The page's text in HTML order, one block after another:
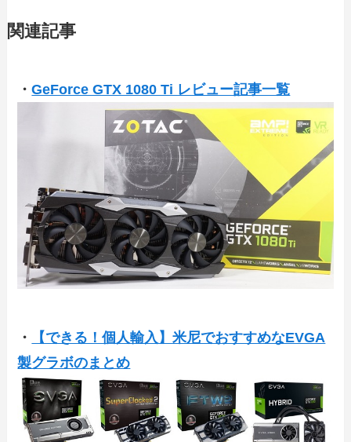
関連記事
・GeForce GTX 1080 Ti レビュー記事一覧
・
【できる！個人輸入】米尼でおすすめなEVGA
製グラボのまとめ